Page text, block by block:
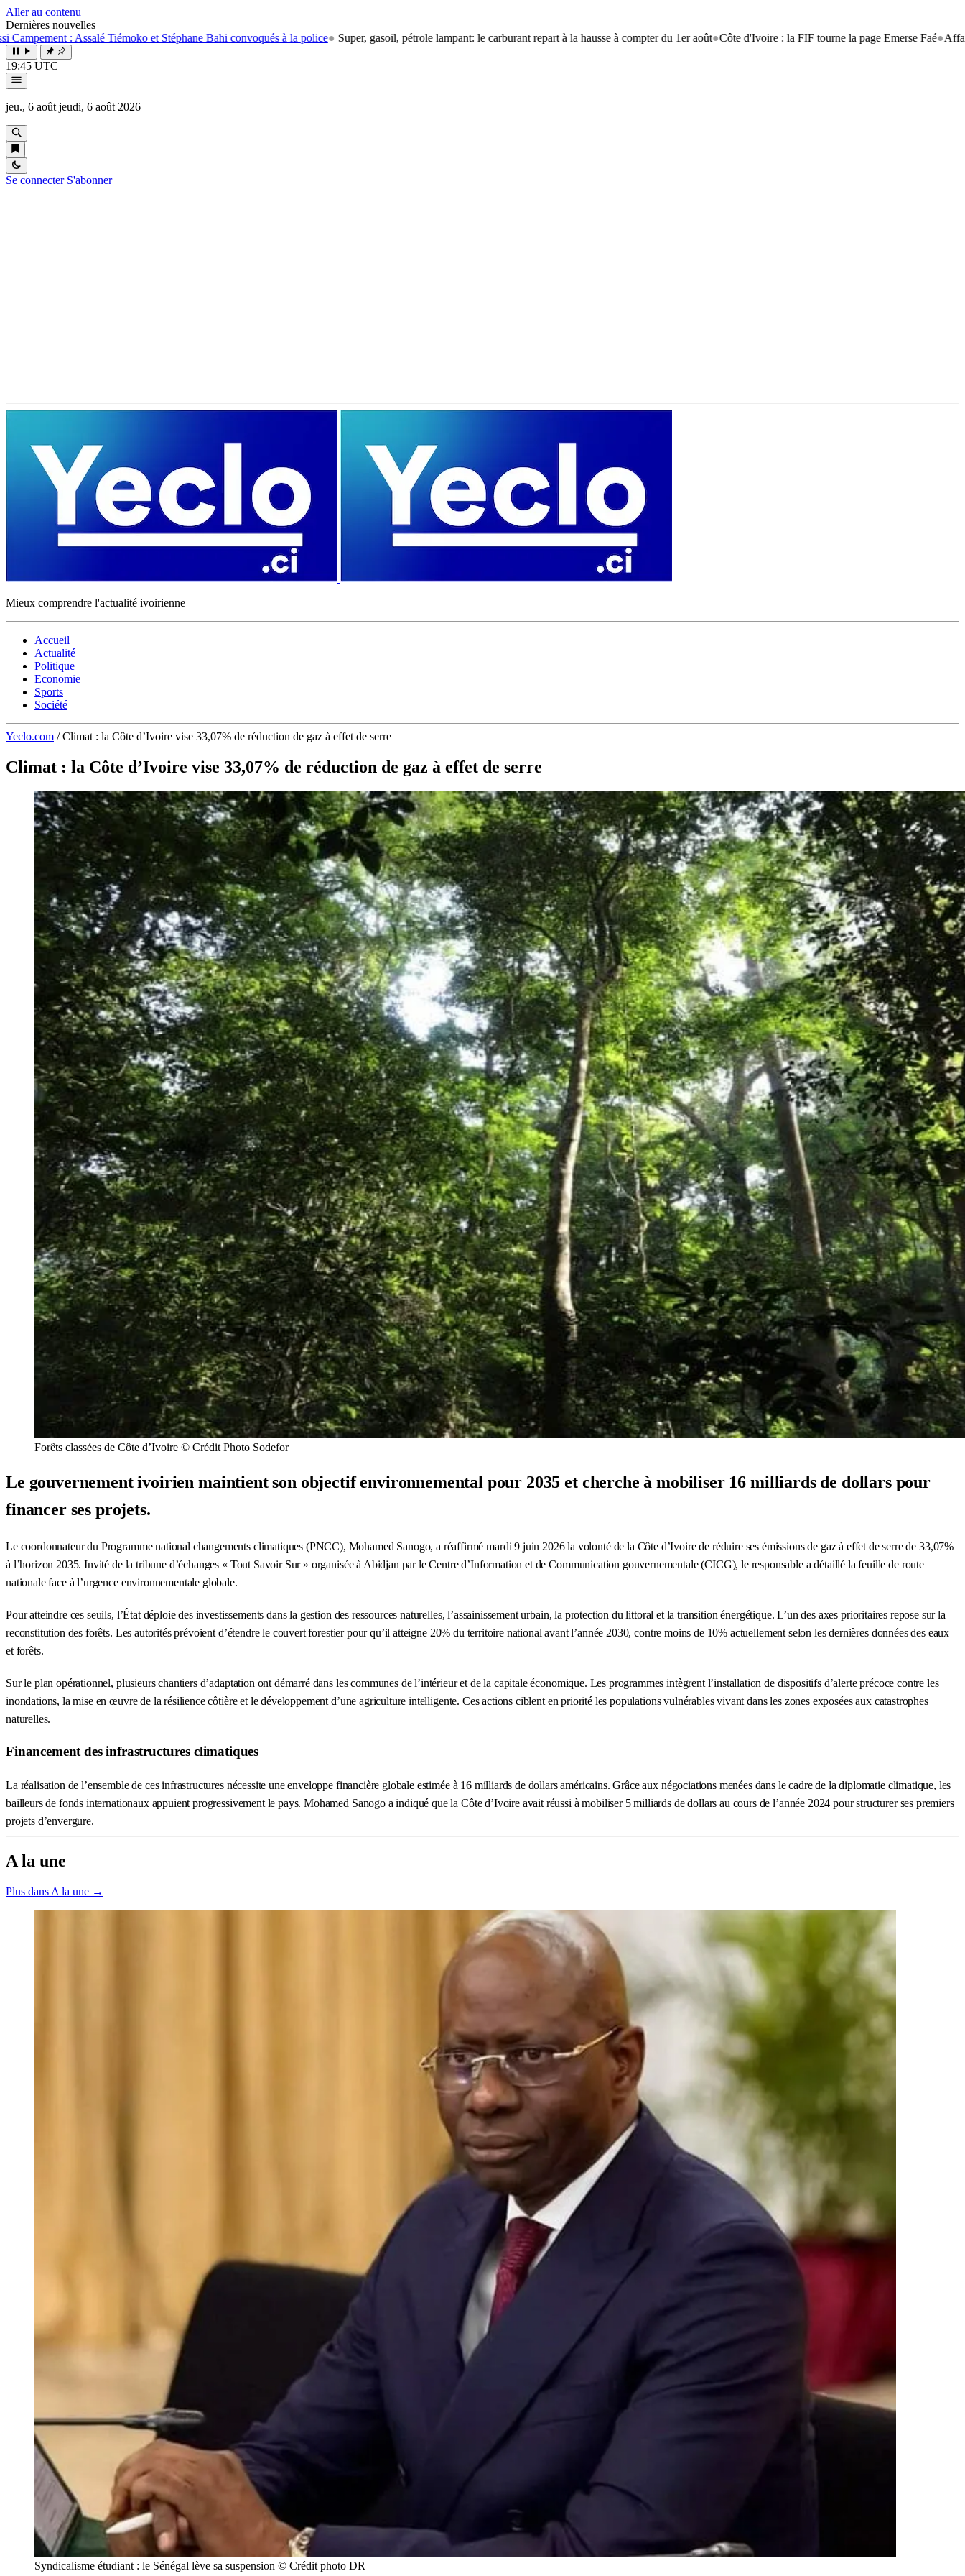
Aller au contenu
Dernières nouvelles
: Assalé Tiémoko et Stéphane Bahi convoqués à la police● Super, gasoil, pétrole lampant: le carburant repart à la hausse à compter du 1er août●Côte d'Ivoire : la FIF tourne la page Emerse Faé●Affaire
19:45 UTC
jeu., 6 août jeudi, 6 août 2026
Se connecter S'abonner
Mieux comprendre l'actualité ivoirienne
Accueil
Actualité
Politique
Economie
Sports
Société
Yeclo.com / Climat : la Côte d’Ivoire vise 33,07% de réduction de gaz à effet de serre
Climat : la Côte d’Ivoire vise 33,07% de réduction de gaz à effet de serre
Forêts classées de Côte d’Ivoire © Crédit Photo Sodefor
Le gouvernement ivoirien maintient son objectif environnemental pour 2035 et cherche à mobiliser 16 milliards de dollars pour
financer ses projets.
Le coordonnateur du Programme national changements climatiques (PNCC), Mohamed Sanogo, a réaffirmé mardi 9 juin 2026 la volonté de la Côte d’Ivoire de réduire ses émissions de gaz à effet de serre de 33,07%
à l’horizon 2035. Invité de la tribune d’échanges « Tout Savoir Sur » organisée à Abidjan par le Centre d’Information et de Communication gouvernementale (CICG), le responsable a détaillé la feuille de route
nationale face à l’urgence environnementale globale.
Pour atteindre ces seuils, l’État déploie des investissements dans la gestion des ressources naturelles, l’assainissement urbain, la protection du littoral et la transition énergétique. L’un des axes prioritaires repose sur la
reconstitution des forêts. Les autorités prévoient d’étendre le couvert forestier pour qu’il atteigne 20% du territoire national avant l’année 2030, contre moins de 10% actuellement selon les dernières données des eaux
et forêts.
Sur le plan opérationnel, plusieurs chantiers d’adaptation ont démarré dans les communes de l’intérieur et de la capitale économique. Les programmes intègrent l’installation de dispositifs d’alerte précoce contre les
inondations, la mise en œuvre de la résilience côtière et le développement d’une agriculture intelligente. Ces actions ciblent en priorité les populations vulnérables vivant dans les zones exposées aux catastrophes
naturelles.
Financement des infrastructures climatiques
La réalisation de l’ensemble de ces infrastructures nécessite une enveloppe financière globale estimée à 16 milliards de dollars américains. Grâce aux négociations menées dans le cadre de la diplomatie climatique, les
bailleurs de fonds internationaux appuient progressivement le pays. Mohamed Sanogo a indiqué que la Côte d’Ivoire avait réussi à mobiliser 5 milliards de dollars au cours de l’année 2024 pour structurer ses premiers
projets d’envergure.
A la une
Plus dans A la une →
Syndicalisme étudiant : le Sénégal lève sa suspension © Crédit photo DR